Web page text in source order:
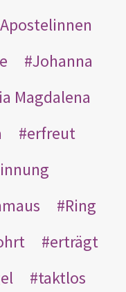
Apostelinnen
Johanna
Magdalena
erfreut
Ring
erträgt
taktlos